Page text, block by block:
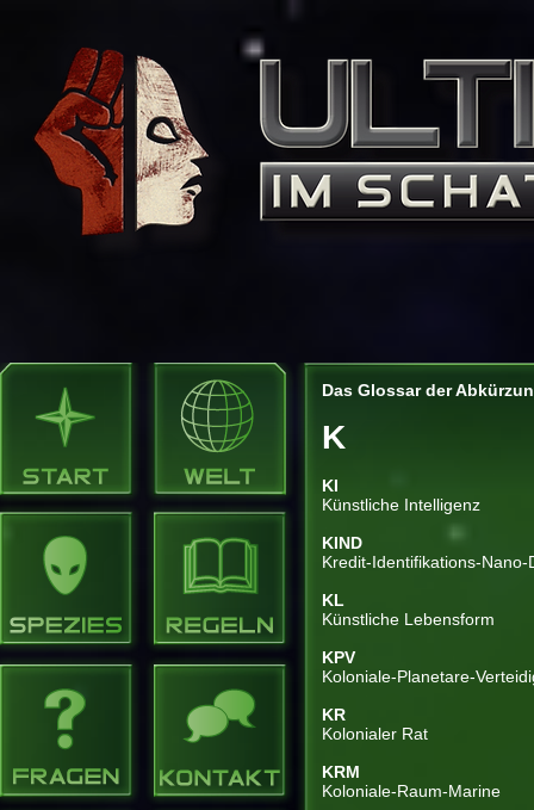
Das Glossar der
K
KI
Künstliche Intelligenz
KIND
Kredit-Identifikations-Nano-
KL
Künstliche Lebensform
KPV
Koloniale-Planetare-
KR
Kolonialer Rat
KRM
Koloniale-Raum-Marine